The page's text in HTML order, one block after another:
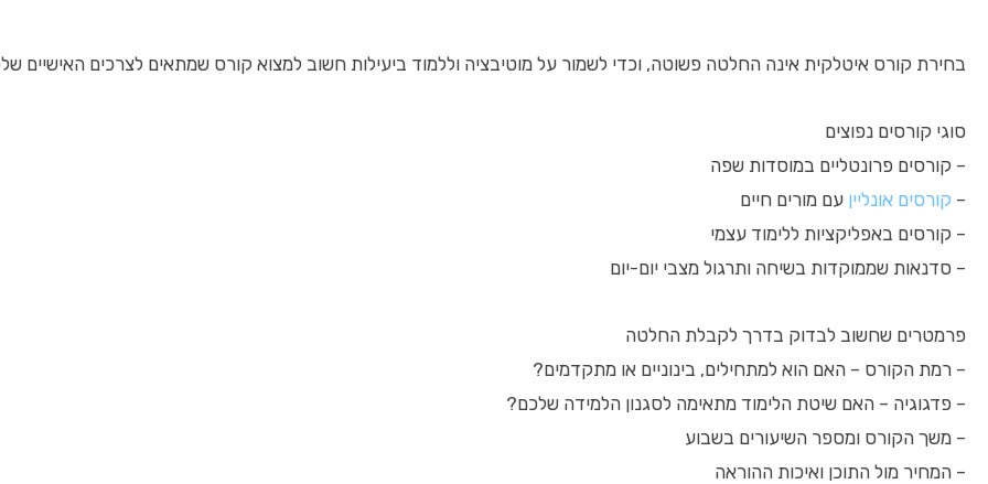
בחירת קורס איטלקית אינה החלטה פשוטה, וכדי לשמור על מוטיבציה וללמוד ביעילות חשוב למצוא קורס שמתאים לצרכים האישיים
סוגי קורסים נפוצים
– קורסים פרונטליים במוסדות שפה
– קורסים אונליין עם מורים חיים
– קורסים באפליקציות ללימוד עצמי
– סדנאות שממוקדות בשיחה ותרגול מצבי יום-יום
פרמטרים שחשוב לבדוק בדרך לקבלת החלטה
– רמת הקורס – האם הוא למתחילים, בינוניים או מתקדמים?
– פדגוגיה – האם שיטת הלימוד מתאימה לסגנון הלמידה שלכם?
– משך הקורס ומספר השיעורים בשבוע
– המחיר מול התוכן ואיכות ההוראה